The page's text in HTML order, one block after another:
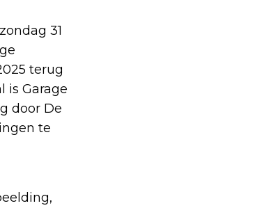
31
terug
is Garage
door De
te